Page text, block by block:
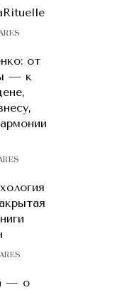
от
— к
— о